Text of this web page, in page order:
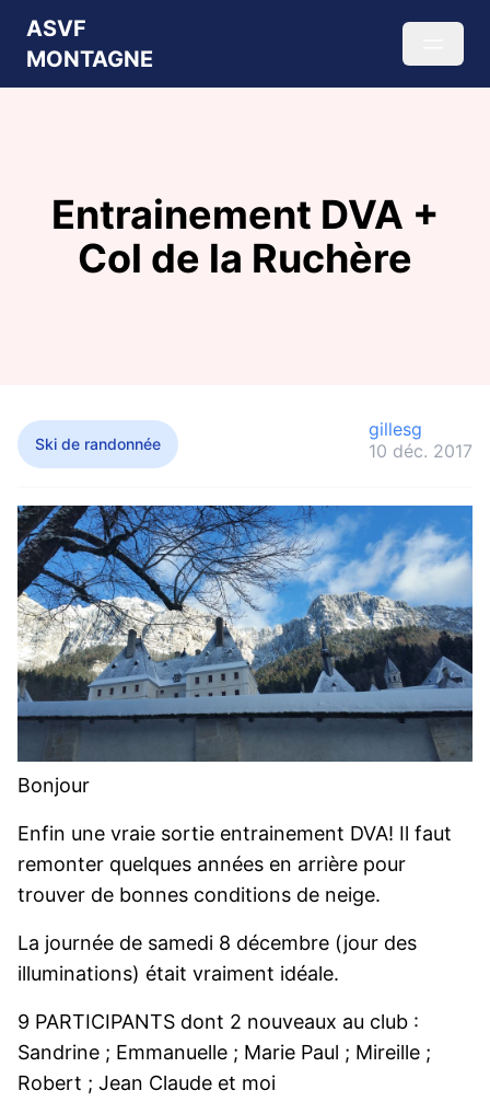
ASVF
MONTAGNE
Entrainement DVA +
Col de la Ruchère
Ski de randonnée
gillesg
10 déc. 2017
Bonjour
Enfin une vraie sortie entrainement DVA! Il faut
remonter quelques années en arrière pour
trouver de bonnes conditions de neige.
La journée de samedi 8 décembre (jour des
illuminations) était vraiment idéale.
9 PARTICIPANTS dont 2 nouveaux au club :
Sandrine ; Emmanuelle ; Marie Paul ; Mireille ;
Robert ; Jean Claude et moi